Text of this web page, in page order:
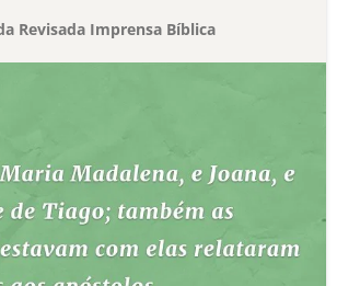
Revisada Imprensa Bíblica